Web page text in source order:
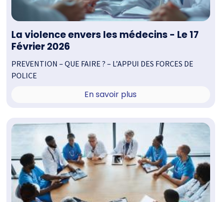
La violence envers les médecins - Le 17
Février 2026
PREVENTION – QUE FAIRE ? – L’APPUI DES FORCES DE
POLICE
En savoir plus